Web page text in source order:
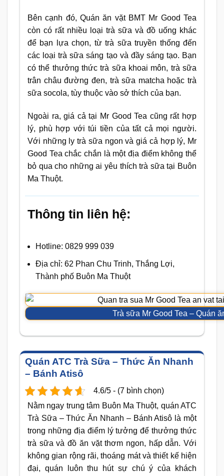
Bên cạnh đó, Quán ăn vặt BMT Mr Good Tea
còn có rất nhiều loại trà sữa và đồ uống khác
để bạn lựa chọn, từ trà sữa truyền thống đến
các loại trà sữa sáng tạo và đầy sáng tạo. Bạn
có thể thưởng thức trà sữa khoai môn, trà sữa
trân châu đường đen, trà sữa matcha hoặc trà
sữa socola, tùy thuộc vào sở thích của bạn.
Ngoài ra, giá cả tại Mr Good Tea cũng rất hợp
lý, phù hợp với túi tiền của tất cả mọi người.
Với những ly trà sữa ngon và giá cả hợp lý, Mr
Good Tea chắc chắn là một địa điểm không thể
bỏ qua cho những ai yêu thích trà sữa tại Buôn
Ma Thuột.
Thông tin liên hệ:
Hotline: 0829 999 039
Địa chỉ: 62 Phan Chu Trinh, Thắng Lợi,
Thành phố Buôn Ma Thuột
Trà sữa Mr Good Tea – Quán
Quán ATC Trà Sữa – Thức Ăn Nhanh
– Bánh Atisô
4.6/5 - (7 bình chọn)
Nằm ngay trung tâm Buôn Ma Thuột, quán ATC
Trà Sữa – Thức Ăn Nhanh – Bánh Atisô là một
trong những địa điểm lý tưởng để thưởng thức
trà sữa và đồ ăn vặt thơm ngon, hấp dẫn. Với
không gian rộng rãi, thoáng mát và thiết kế hiện
đại, quán luôn thu hút sự chú ý của khách